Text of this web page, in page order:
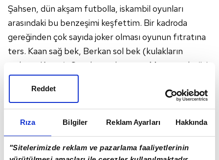
Rıza Bilgiler Reklam Ayarları Hakkında
"Sitelerimizde reklam ve pazarlama faaliyetlerinin
Reddet
Şahsen, dün akşam futbolla, iskambil oyunları
arasındaki bu benzeşimi keşfettim. Bir kadroda
gereğinden çok sayıda joker olması oyunun fıtratına
ters. Kaan sağ bek, Berkan sol bek (kulakların
çınlasın; Kuntz), Sanchez sol stoper, Mertens de (iyi
oyununa karşın) on numara değiller.